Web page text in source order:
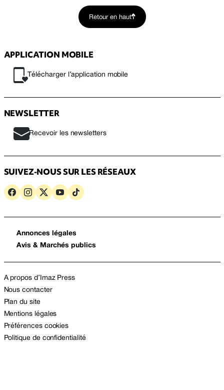
Retour en haut
APPLICATION MOBILE
Télécharger l’application mobile
NEWSLETTER
Recevoir les newsletters
SUIVEZ-NOUS SUR LES RÉSEAUX
Annonces légales
Avis & Marchés publics
A propos d’Imaz Press
Nous contacter
Plan du site
Mentions légales
Préférences cookies
Politique de confidentialité